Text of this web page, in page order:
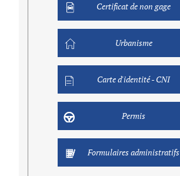
Certificat de non gage
Urbanisme
Carte d'identité - CNI
Permis
Formulaires administratifs